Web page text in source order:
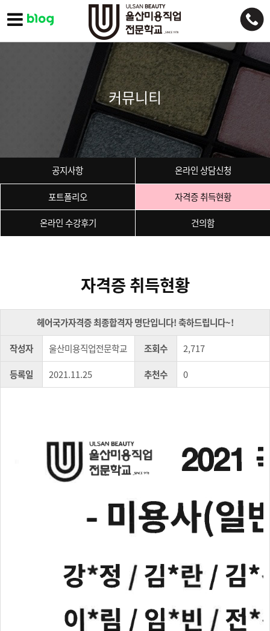
커뮤니티
공지사항
온라인 상담신청
포트폴리오
자격증 취득현황
온라인 수강후기
건의함
자격증 취득현황
헤어국가자격증 최종합격자 명단입니다! 축하드립니다~!
작성자
울산미용직업전문학교 조회수
2,717
등록일
2021.11.25 추천수 0